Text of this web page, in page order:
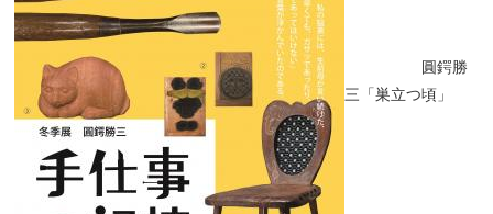
圓鍔勝
三「巣立つ頃」